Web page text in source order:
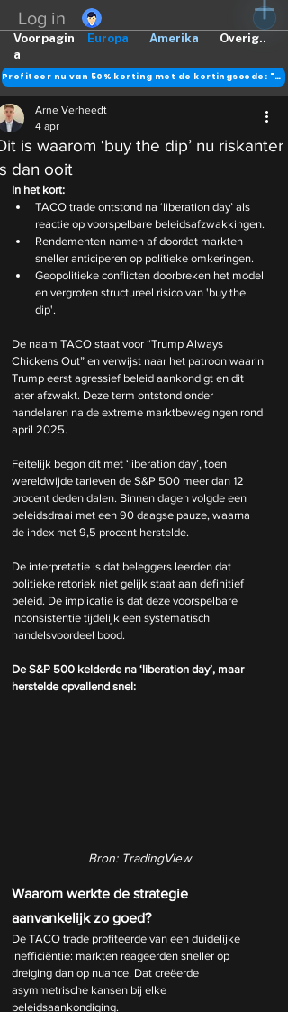
Log in
Europa Amerika Overig..
Voorpagin
a
Profiteer nu van 50% korting met de kortingscode: "DANK"
is waarom ‘buy the dip’ nu riskanter
dan ooit
Arne Verheedt
4 apr
In het kort:
TACO trade ontstond na ‘liberation day’ als
reactie op voorspelbare beleidsafzwakkingen.
Rendementen namen af doordat markten
sneller anticiperen op politieke omkeringen.
Geopolitieke conflicten doorbreken het model
en vergroten structureel risico van 'buy the
dip'.
De naam TACO staat voor “Trump Always
Chickens Out” en verwijst naar het patroon waarin
Trump eerst agressief beleid aankondigt en dit
later afzwakt. Deze term ontstond onder
handelaren na de extreme marktbewegingen rond
april 2025.
Feitelijk begon dit met ‘liberation day’, toen
wereldwijde tarieven de S&P 500 meer dan 12
procent deden dalen. Binnen dagen volgde een
beleidsdraai met een 90 daagse pauze, waarna
de index met 9,5 procent herstelde.
De interpretatie is dat beleggers leerden dat
politieke retoriek niet gelijk staat aan definitief
beleid. De implicatie is dat deze voorspelbare
inconsistentie tijdelijk een systematisch
handelsvoordeel bood.
De S&P 500 kelderde na ‘liberation day’, maar
herstelde opvallend snel:
Bron: TradingView
Waarom werkte de strategie
aanvankelijk zo goed?
De TACO trade profiteerde van een duidelijke
inefficiëntie: markten reageerden sneller op
dreiging dan op nuance. Dat creëerde
asymmetrische kansen bij elke
beleidsaankondiging.